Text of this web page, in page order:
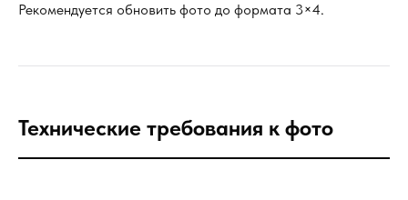
Рекомендуется обновить фото до формата 3×4.
Технические требования к фото